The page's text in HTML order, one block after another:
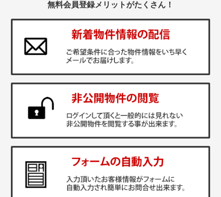
無料会員登録メリットがたくさん！